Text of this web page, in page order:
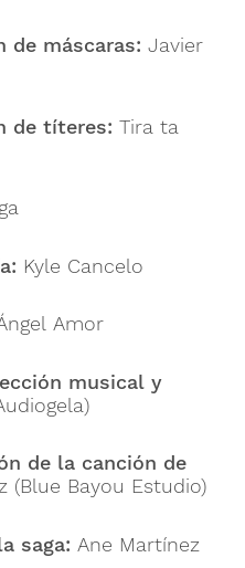
de máscaras: Javier
de títeres: Tira ta
Kyle Cancelo
Amor
musical y
de la canción de
(Blue Bayou Estudio)
saga: Ane Martínez